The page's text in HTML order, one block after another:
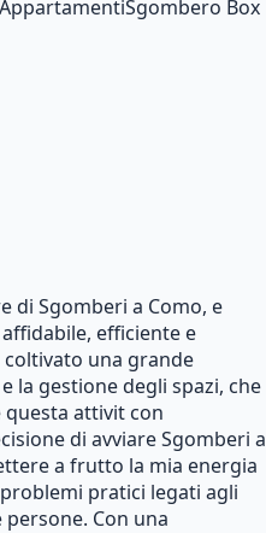
Sgombero Box
di Sgomberi a Como, e
efficiente e
una grande
la gestione degli spazi, che
attivit con
di avviare Sgomberi a
a frutto la mia energia
pratici legati agli
Con una